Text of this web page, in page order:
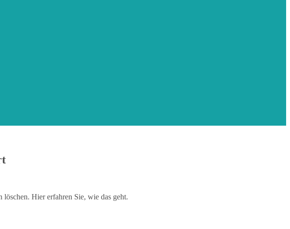
Hier erfahren Sie, wie das geht.